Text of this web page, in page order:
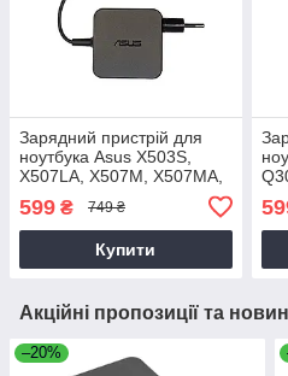
Зарядний пристрій для
ноутбука Asus X503S,
X507LA, X507M, X507MA,
X507U, X507UA, X507UB,
X507UF
599 ₴ 749 ₴
Купити
Акційні пропозиції та
–20%